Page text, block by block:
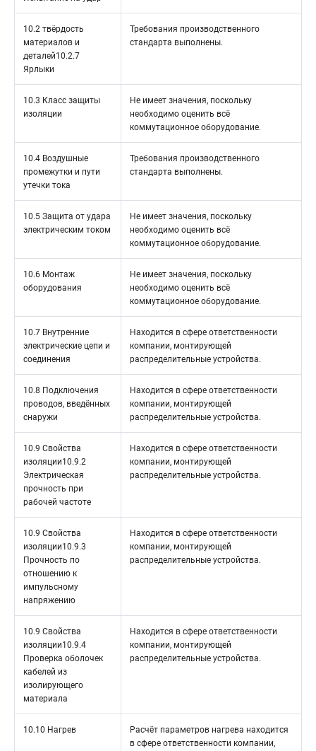
10.2 твёрдость
материалов и
деталей10.2.7
Ярлыки
Требования производственного
стандарта выполнены.
10.3 Класс защиты
изоляции
Не имеет значения, поскольку
необходимо оценить всё
коммутационное оборудование.
10.4 Воздушные
промежутки и пути
утечки тока
Требования производственного
стандарта выполнены.
10.5 Защита от удара
электрическим током
Не имеет значения, поскольку
необходимо оценить всё
коммутационное оборудование.
10.6 Монтаж
оборудования
Не имеет значения, поскольку
необходимо оценить всё
коммутационное оборудование.
10.7 Внутренние
электрические цепи и
соединения
Находится в сфере ответственности
компании, монтирующей
распределительные устройства.
10.8 Подключения
проводов, введённых
снаружи
Находится в сфере ответственности
компании, монтирующей
распределительные устройства.
10.9 Свойства
изоляции10.9.2
Электрическая
прочность при
рабочей частоте
Находится в сфере ответственности
компании, монтирующей
распределительные устройства.
10.9 Свойства
изоляции10.9.3
Прочность по
отношению к
импульсному
напряжению
Находится в сфере ответственности
компании, монтирующей
распределительные устройства.
10.9 Свойства
изоляции10.9.4
Проверка оболочек
кабелей из
изолирующего
материала
Находится в сфере ответственности
компании, монтирующей
распределительные устройства.
10.10 Нагрев
Расчёт параметров нагрева находится
в сфере ответственности компании,